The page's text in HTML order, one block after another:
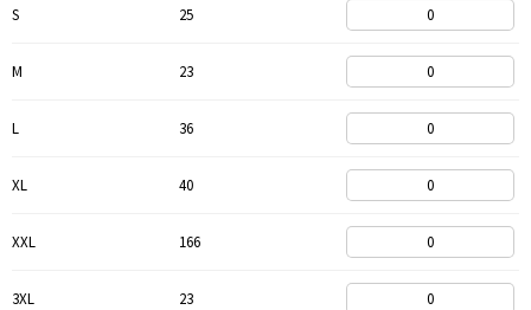
S 25
M 23
L 36
XL 40
XXL 166
3XL 23